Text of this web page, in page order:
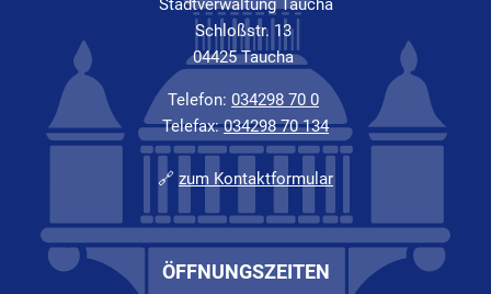
Stadtverwaltung Taucha
Schloßstr. 13
04425 Taucha
Telefon: 034298 70 0
Telefax:034298 70 134
🔗 zum Kontaktformular
ÖFFNUNGSZEITEN